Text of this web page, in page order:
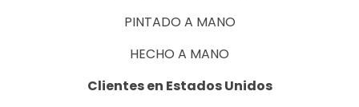
PINTADO A MANO
HECHO A MANO
Clientes en Estados Unidos